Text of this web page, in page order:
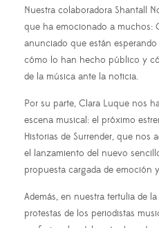
Nuestra colaboradora Shantall
que ha emocionado a muchos:
anunciado que están
cómo lo han hecho público y
de la música ante la noticia.
Por su parte, Clara Luque nos
escena musical: el próximo
Historias de Surrender, que nos
el lanzamiento del nuevo
propuesta cargada de emoción
Además, en nuestra tertulia de
protestas de los periodistas